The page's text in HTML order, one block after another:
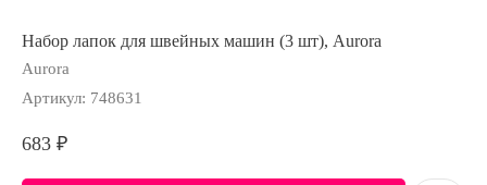
Набор лапок для швейных машин (3 шт), Aurora
Aurora
Артикул: 748631
683 ₽